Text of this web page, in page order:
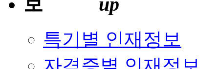
특기별 인재정보